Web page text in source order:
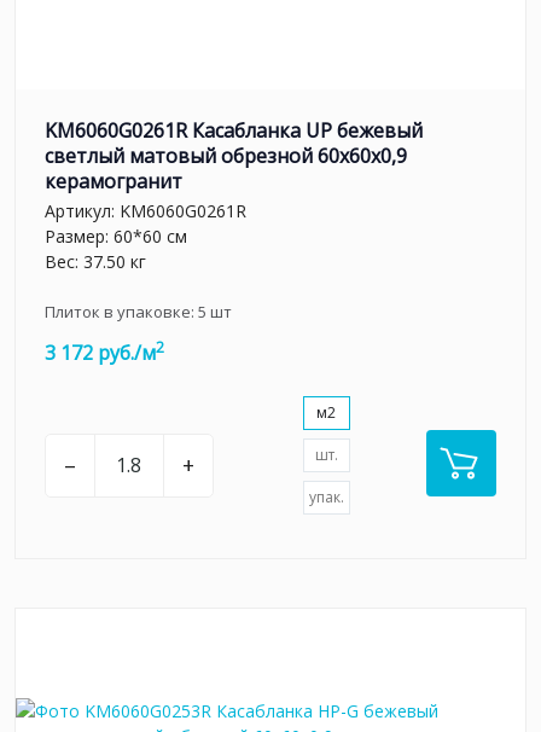
KM6060G0261R Касабланка UP бежевый
светлый матовый обрезной 60x60x0,9
керамогранит
Артикул: KM6060G0261R
Размер: 60*60 см
Вес: 37.50 кг
Плиток в упаковке: 5 шт
3 172 руб./м2
– +
м2
шт.
упак.